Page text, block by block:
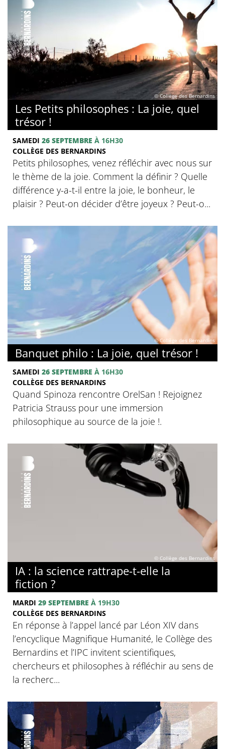
© Collège des Bernardins
Les Petits philosophes : La joie, quel
trésor !
SAMEDI 26 SEPTEMBRE À 16H30
COLLÈGE DES BERNARDINS
Petits philosophes, venez réfléchir avec nous sur
le thème de la joie. Comment la définir ? Quelle
différence y-a-t-il entre la joie, le bonheur, le
plaisir ? Peut-on décider d’être joyeux ? Peut-o...
© Collège des Bernardins
Banquet philo : La joie, quel trésor !
SAMEDI 26 SEPTEMBRE À 16H30
COLLÈGE DES BERNARDINS
Quand Spinoza rencontre OrelSan ! Rejoignez
Patricia Strauss pour une immersion
philosophique au source de la joie !.
© Collège des Bernardins
IA : la science rattrape-t-elle la
fiction ?
MARDI 29 SEPTEMBRE À 19H30
COLLÈGE DES BERNARDINS
En réponse à l’appel lancé par Léon XIV dans
l’encyclique Magnifique Humanité, le Collège des
Bernardins et l’IPC invitent scientifiques,
chercheurs et philosophes à réfléchir au sens de
la recherc...